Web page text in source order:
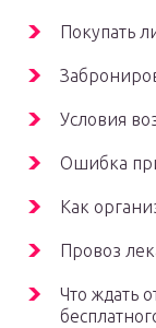
Покупать
Условия
Ошибка
Как
Провоз
Что ждать